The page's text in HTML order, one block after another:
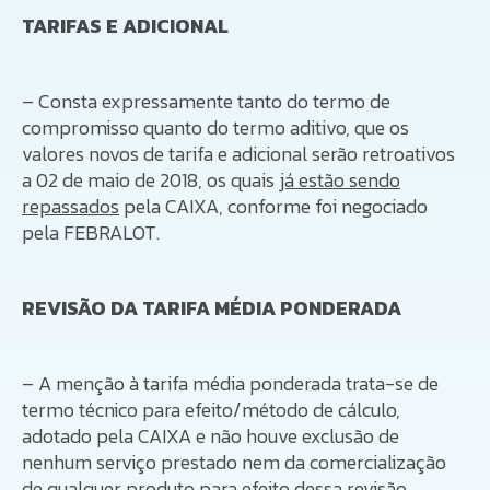
TARIFAS E ADICIONAL
– Consta expressamente tanto do termo de
compromisso quanto do termo aditivo, que os
valores novos de tarifa e adicional serão retroativos
a 02 de maio de 2018, os quais já estão sendo
repassados pela CAIXA, conforme foi negociado
pela FEBRALOT.
REVISÃO DA TARIFA MÉDIA PONDERADA
– A menção à tarifa média ponderada trata-se de
termo técnico para efeito/método de cálculo,
adotado pela CAIXA e não houve exclusão de
nenhum serviço prestado nem da comercialização